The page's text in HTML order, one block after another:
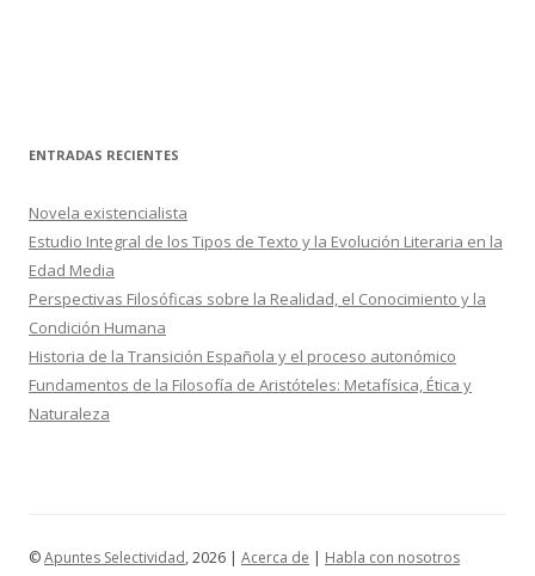
ENTRADAS RECIENTES
Novela existencialista
Estudio Integral de los Tipos de Texto y la Evolución Literaria en la
Edad Media
Perspectivas Filosóficas sobre la Realidad, el Conocimiento y la
Condición Humana
Historia de la Transición Española y el proceso autonómico
Fundamentos de la Filosofía de Aristóteles: Metafísica, Ética y
Naturaleza
©Apuntes Selectividad, 2026 | Acerca de | Habla con nosotros